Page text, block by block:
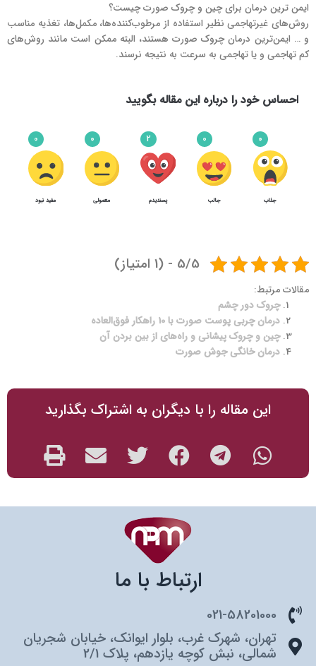
ایمن ترین درمان برای چین و چروک صورت چیست؟
روش‌های غیرتهاجمی نظیر استفاده از مرطوب‌کننده‌ها، مکمل‌ها، تغذیه مناسب
و … ایمن‌ترین درمان چروک صورت هستند، البته ممکن است مانند روش‌های
کم تهاجمی و یا تهاجمی به سرعت به نتیجه نرسند.
احساس خود را درباره این مقاله بگویید
0
جذاب
0
جالب
2
پسندیدم
0
معمولی
0
مفید نبود
5/5 - (1 امتیاز)
مقالات مرتبط:
چروک دور چشم
درمان چربی پوست صورت با 10 راهکار فوق‌العاده
چین و چروک پیشانی و راه‌های از بین بردن آن
درمان خانگی جوش صورت
این مقاله را با دیگران به اشتراک بگذارید
ارتباط با ما
021-58201000
تهران، شهرک غرب، بلوار ایوانک، خیابان شجریان
شمالی، نبش کوچه یازدهم، پلاک 2/1